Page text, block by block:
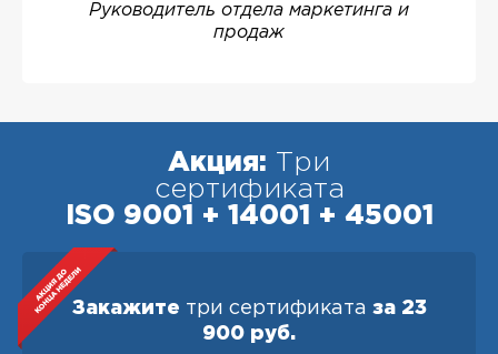
Руководитель отдела маркетинга и
продаж
Акция: Три
сертификата
ISO 9001 + 14001 + 45001
Закажите три сертификата за 23
900 руб.